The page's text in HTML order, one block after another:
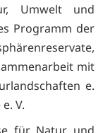
Umwelt und
Programm der
mit
e.
V.